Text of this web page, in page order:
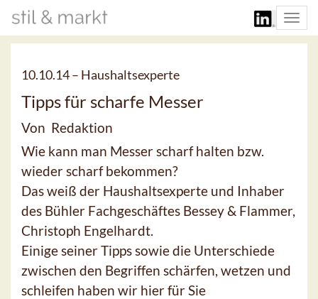
10.10.14 – Haushaltsexperte
Tipps für scharfe Messer
Von Redaktion
Wie kann man Messer scharf halten bzw.
wieder scharf bekommen?
Das weiß der Haushaltsexperte und Inhaber
des Bühler Fachgeschäftes Bessey & Flammer,
Christoph Engelhardt.
Einige seiner Tipps sowie die Unterschiede
zwischen den Begriffen schärfen, wetzen und
schleifen haben wir hier für Sie